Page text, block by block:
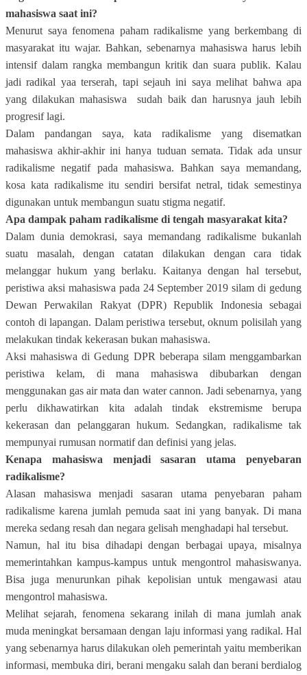
mahasiswa saat ini?
Menurut saya fenomena paham radikalisme yang berkembang di
masyarakat itu wajar. Bahkan, sebenarnya mahasiswa harus lebih
intensif dalam rangka membangun kritik dan suara publik. Kalau
jadi radikal yaa terserah, tapi sejauh ini saya melihat bahwa apa
yang dilakukan mahasiswa
sudah baik dan harusnya jauh lebih
progresif lagi.
Dalam pandangan saya, kata radikalisme yang disematkan
mahasiswa akhir-akhir ini hanya tuduan semata. Tidak ada unsur
radikalisme negatif pada mahasiswa. Bahkan saya memandang,
kosa kata radikalisme itu sendiri bersifat netral, tidak semestinya
digunakan untuk membangun suatu stigma negatif.
Apa dampak paham radikalisme di tengah masyarakat kita?
Dalam dunia demokrasi, saya memandang radikalisme bukanlah
suatu masalah, dengan catatan dilakukan dengan cara tidak
melanggar hukum yang berlaku. Kaitanya dengan hal tersebut,
peristiwa aksi mahasiswa pada 24 September 2019 silam di gedung
Dewan Perwakilan Rakyat (DPR) Republik Indonesia sebagai
contoh di lapangan. Dalam peristiwa tersebut, oknum polisilah yang
melakukan tindak kekerasan bukan mahasiswa.
Aksi mahasiswa di Gedung DPR beberapa silam menggambarkan
peristiwa kelam, di mana mahasiswa dibubarkan dengan
menggunakan gas air mata dan water cannon. Jadi sebenarnya, yang
perlu dikhawatirkan kita adalah tindak ekstremisme berupa
kekerasan dan pelanggaran hukum. Sedangkan, radikalisme tak
mempunyai rumusan normatif dan definisi yang jelas.
Kenapa mahasiswa menjadi sasaran utama penyebaran
radikalisme?
Alasan mahasiswa menjadi sasaran utama penyebaran paham
radikalisme karena jumlah pemuda saat ini yang banyak. Di mana
mereka sedang resah dan negara gelisah menghadapi hal tersebut.
Namun, hal itu bisa dihadapi dengan berbagai upaya, misalnya
memerintahkan kampus-kampus untuk mengontrol mahasiswanya.
Bisa juga menurunkan pihak kepolisian untuk mengawasi atau
mengontrol mahasiswa.
Melihat sejarah, fenomena sekarang inilah di mana jumlah anak
muda meningkat bersamaan dengan laju informasi yang radikal. Hal
yang sebenarnya harus dilakukan oleh pemerintah yaitu memberikan
informasi, membuka diri, berani mengaku salah dan berani berdialog